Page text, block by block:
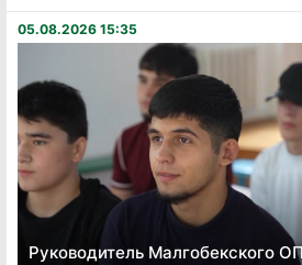
05.08.2026 15:35
Руководитель Малгобекского